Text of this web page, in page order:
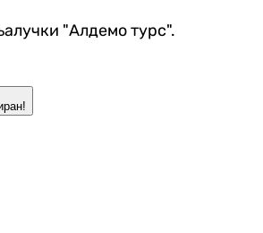
"Алдемо турс".